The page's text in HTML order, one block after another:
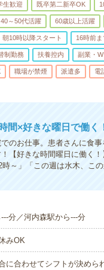
生歓迎 既卒第二新卒OK
40～50代活躍 60歳以上活躍
朝10時以降スタート 16時前
制勤務 扶養控内 副業・
職場が禁煙 派遣多 電
間×好きな曜日で働く
のお仕事。患者さんに食
【好きな時間曜日に働く
～」「この週は水木、こ
分／河内森駅から---分
みOK
合わせてシフトが決めら